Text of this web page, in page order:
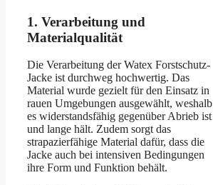
1. Verarbeitung und
Materialqualität
Die Verarbeitung der Watex Forstschutz-
Jacke ist durchweg hochwertig. Das
Material wurde gezielt für den Einsatz in
rauen Umgebungen ausgewählt, weshalb
es widerstandsfähig gegenüber Abrieb ist
und lange hält. Zudem sorgt das
strapazierfähige Material dafür, dass die
Jacke auch bei intensiven Bedingungen
ihre Form und Funktion behält.